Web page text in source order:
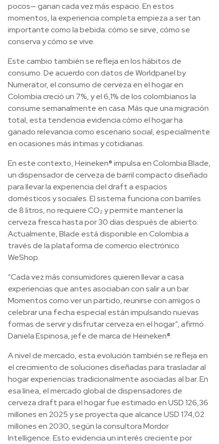
pocos— ganan cada vez más espacio. En estos
momentos, la experiencia completa empieza a ser tan
importante como la bebida: cómo se sirve, cómo se
conserva y cómo se vive.
Este cambio también se refleja en los hábitos de
consumo. De acuerdo con datos de Worldpanel by
Numerator, el consumo de cerveza en el hogar en
Colombia creció un 7%, y el 6,1% de los colombianos la
consume semanalmente en casa. Más que una migración
total, esta tendencia evidencia cómo el hogar ha
ganado relevancia como escenario social, especialmente
en ocasiones más íntimas y cotidianas.
En este contexto, Heineken® impulsa en Colombia Blade,
un dispensador de cerveza de barril compacto diseñado
para llevar la experiencia del draft a espacios
domésticos y sociales. El sistema funciona con barriles
de 8 litros, no requiere CO₂ y permite mantener la
cerveza fresca hasta por 30 días después de abierto.
Actualmente, Blade está disponible en Colombia a
través de la plataforma de comercio electrónico
WeShop.
“Cada vez más consumidores quieren llevar a casa
experiencias que antes asociaban con salir a un bar.
Momentos como ver un partido, reunirse con amigos o
celebrar una fecha especial están impulsando nuevas
formas de servir y disfrutar cerveza en el hogar”, afirmó
Daniela Espinosa, jefe de marca de Heineken®.
A nivel de mercado, esta evolución también se refleja en
el crecimiento de soluciones diseñadas para trasladar al
hogar experiencias tradicionalmente asociadas al bar. En
esa línea, el mercado global de dispensadores de
cerveza draft para el hogar fue estimado en USD 126,36
millones en 2025 y se proyecta que alcance USD 174,02
millones en 2030, según la consultora Mordor
Intelligence. Esto evidencia un interés creciente por